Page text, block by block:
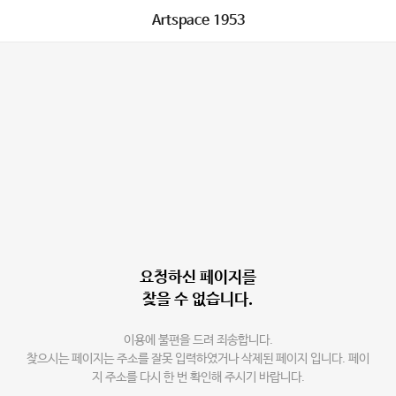
Artspace 1953
요청하신 페이지를
찾을 수 없습니다.
이용에 불편을 드려 죄송합니다.
찾으시는 페이지는 주소를 잘못 입력하였거나 삭제된 페이지 입니다. 페이
지 주소를 다시 한 번 확인해 주시기 바랍니다.